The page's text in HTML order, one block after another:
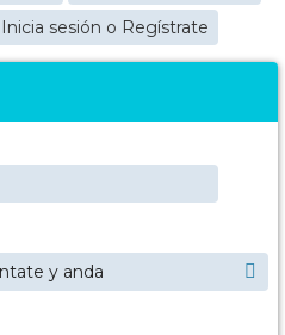
Inicia sesión o Regístrate